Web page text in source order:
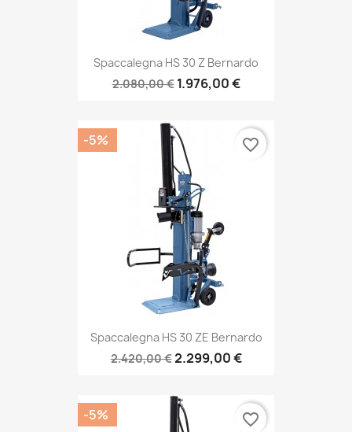
Spaccalegna HS 30 Z Bernardo
2.080,00 € 1.976,00 €
Spaccalegna HS 30 ZE Bernardo
2.420,00 €2.299,00 €
-5% favorite_border
-5% favorite_border